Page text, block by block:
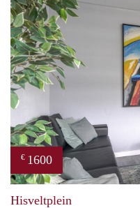
€ 1600
Hisveltplein